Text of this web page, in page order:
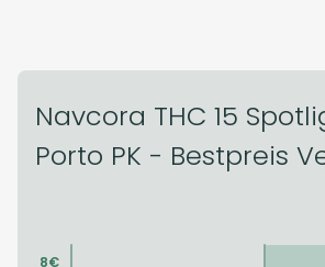
Navcora THC 15
Porto PK - Bestpreis